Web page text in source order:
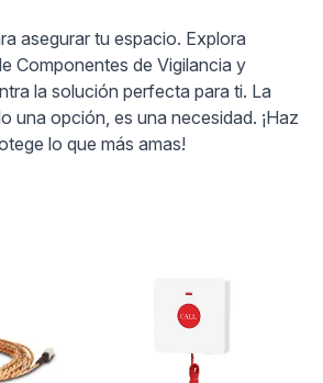
asegurar tu espacio. Explora
Componentes de Vigilancia y
la solución perfecta para ti. La
una opción, es una necesidad. ¡Haz
lo que más amas!